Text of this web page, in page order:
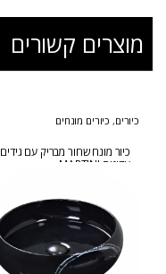
מוצרים קשורים
כיורים, כיורים מונחים
כיור מונח שחור מבריק עם גידים
עדינים MARTINI